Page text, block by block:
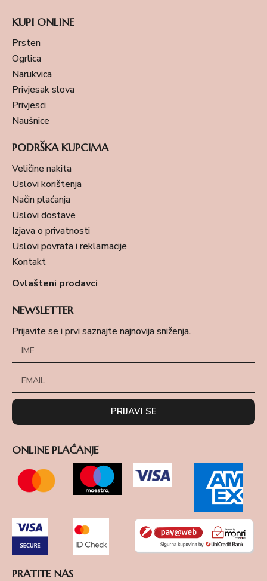
KUPI ONLINE
Prsten
Ogrlica
Narukvica
Privjesak slova
Privjesci
Naušnice
PODRŠKA KUPCIMA
Veličine nakita
Uslovi korištenja
Način plaćanja
Uslovi dostave
Izjava o privatnosti
Uslovi povrata i reklamacije
Kontakt
Ovlašteni prodavci
NEWSLETTER
Prijavite se i prvi saznajte najnovija sniženja.
PRIJAVI SE
ONLINE PLAĆANJE
PRATITE NAS